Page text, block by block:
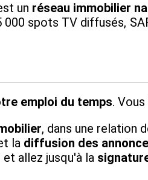
un réseau immobilier
000 spots TV diffusés,
emploi du temps.
, dans une relation
la diffusion des
et allez jusqu'à la